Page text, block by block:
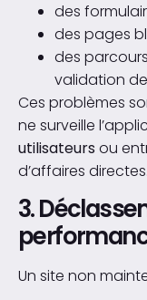
des
des pages
des
validation
Ces problèmes
ne surveille
utilisateurs ou
d’affaires directes.
3.
Un site non